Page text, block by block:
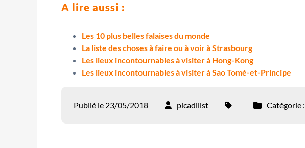
A lire aussi :
Les 10 plus belles falaises du monde
La liste des choses à faire ou à voir à Strasbourg
Les lieux incontournables à visiter à Hong-Kong
Les lieux incontournables à visiter à Sao Tomé-et-Principe
Publié le 23/05/2018 picadilist Catégorie :